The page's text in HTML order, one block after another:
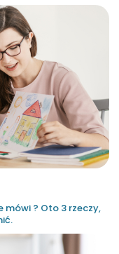
mówi ? Oto 3 rzeczy,